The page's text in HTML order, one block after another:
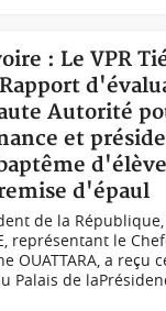
: Le VPR
Autorité
et
d'épaul
de la
représentant le
OUATTARA, a reçu
Palais de